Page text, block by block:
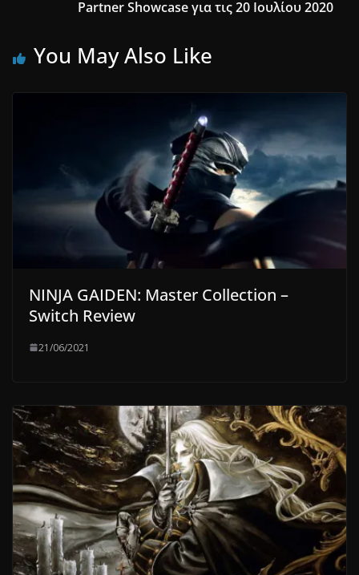
Partner Showcase για τις 20 Ιουλίου 2020
You May Also Like
NINJA GAIDEN: Master Collection –
Switch Review
21/06/2021